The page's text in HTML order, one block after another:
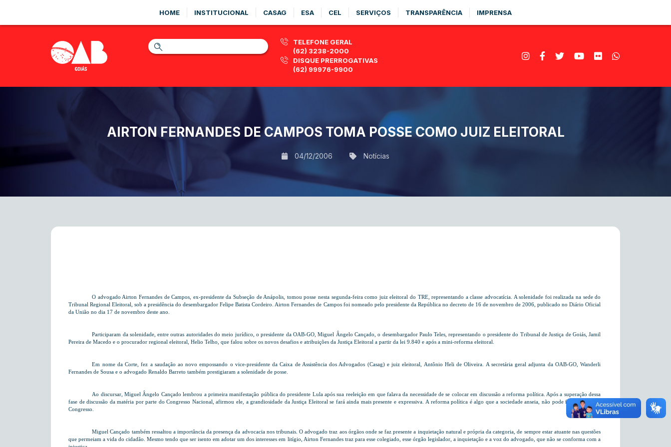
HOME INSTITUCIONAL CASAG ESA CEL SERVIÇOS TRANSPARÊNCIA IMPRENSA
TELEFONE GERAL
(62) 3238-2000
DISQUE PRERROGATIVAS
(62) 99976-9900
AIRTON FERNANDES DE CAMPOS TOMA POSSE COMO JUIZ ELEITORAL
04/12/2006 Notícias
O advogado Airton Fernandes de Campos, ex-presidente da Subseção de Anápolis, tomou posse nesta segunda-feira como juiz eleitoral do TRE, representando a classe advocatícia. A solenidade foi realizada na sede do
Tribunal Regional Eleitoral, sob a presidência do desembargador Felipe Batista Cordeiro. Airton Fernandes de Campos foi nomeado pelo presidente da República no decreto de 16 de novembro de 2006, publicado no Diário Oficial
da União no dia 17 de novembro deste ano.
Participaram da solenidade, entre outras autoridades do meio jurídico, o presidente da OAB-GO, Miguel Ângelo Cançado, o desembargador Paulo Teles, representando o presidente do Tribunal de Justiça de Goiás, Jamil
Pereira de Macedo e o procurador regional eleitoral, Helio Telho, que falou sobre os novos desafios e atribuições da Justiça Eleitoral a partir da lei 9.840 e após a mini-reforma eleitoral.
Em nome da Corte, fez a saudação ao novo empossando o vice-presidente da Caixa de Assistência dos Advogados (Casag) e juiz eleitoral, Antônio Heli de Oliveira. A secretária geral adjunta da OAB-GO, Wanderli
Fernandes de Sousa e o advogado Renaldo Barreto também prestigiaram a solenidade de posse.
Ao discursar, Miguel Ângelo Cançado lembrou a primeira manifestação pública do presidente Lula após sua reeleição em que falava da necessidade de se colocar em discussão a reforma política. Após a superação dessa
fase de discussão da matéria por parte do Congresso Nacional, afirmou ele, a grandiosidade da Justiça Eleitoral se fará ainda mais presente e expressiva. A reforma política é algo que a sociedade anseia, não pode ficar parada no
Congresso.
Miguel Cançado também ressaltou a importância da presença da advocacia nos tribunais. O advogado traz aos órgãos onde se faz presente a inquietação natural e própria da categoria, de sempre estar atuante nas questões
que permeiam a vida do cidadão. Mesmo tendo que ser isento em adotar um dos interesses em litígio, Airton Fernandes traz para esse colegiado, esse órgão legislador, a inquietação e a voz do advogado, que não se conforma com a